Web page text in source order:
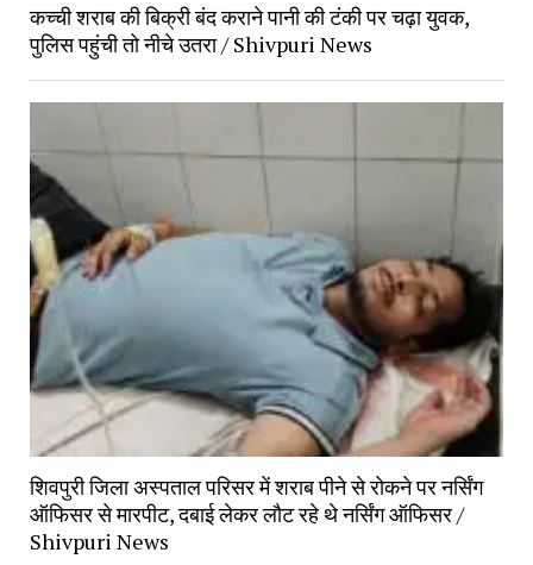
कच्ची शराब की बिक्री बंद कराने पानी की टंकी पर चढ़ा युवक,
पुलिस पहुंची तो नीचे उतरा / Shivpuri News
शिवपुरी जिला अस्पताल परिसर में शराब पीने से रोकने पर नर्सिंग
ऑफिसर से मारपीट, दबाई लेकर लौट रहे थे नर्सिंग ऑफिसर /
Shivpuri News